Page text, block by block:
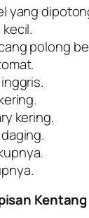
yang
polong
kering.
Kentang